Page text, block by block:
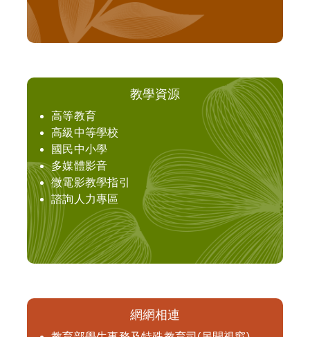
教學資源
高等教育
高級中等學校
國民中小學
多媒體影音
微電影教學指引
諮詢人力專區
網網相連